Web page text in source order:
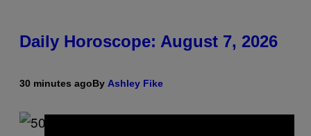
Daily Horoscope: August 7, 2026
30 minutes agoBy Ashley Fike